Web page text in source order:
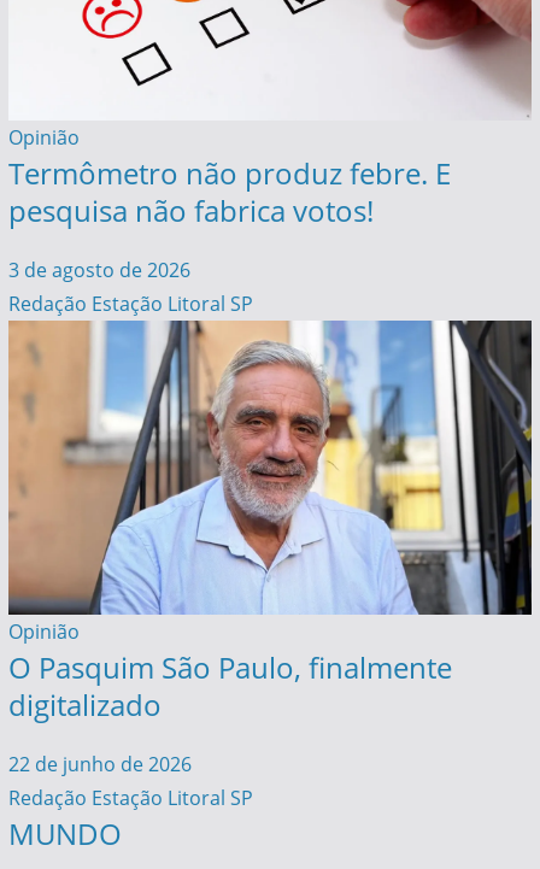
Opinião
Termômetro não produz febre. E
pesquisa não fabrica votos!
3 de agosto de 2026
Redação Estação Litoral SP
Opinião
O Pasquim São Paulo, finalmente
digitalizado
22 de junho de 2026
Redação Estação Litoral SP
MUNDO